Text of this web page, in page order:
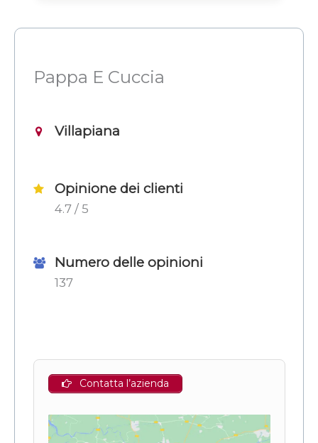
Pappa E Cuccia
Villapiana
Opinione dei clienti
4.7 / 5
Numero delle opinioni
137
Contatta l’azienda